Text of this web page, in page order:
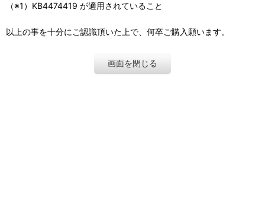
（※1）KB4474419 が適用されていること
以上の事を十分にご認識頂いた上で、何卒ご購入願います。
画面を閉じる